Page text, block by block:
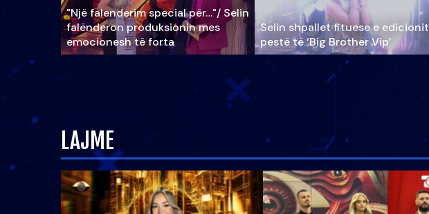
"Një falenderim special për…"/ Selin
falënderon produksionin mes
emocionesh të forta
Selin shpallet fituese e
pestë të ‘Big Brother Vip’
LAJME